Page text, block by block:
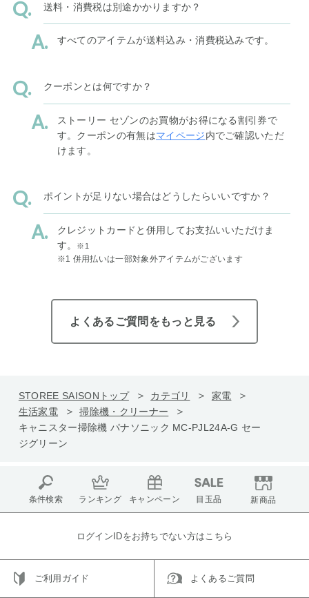
送料・消費税は別途かかりますか？
すべてのアイテムが送料込み・消費税込みです。
クーポンとは何ですか？
ストーリー セゾンのお買物がお得になる割引券で
す。クーポンの有無はマイページ内でご確認いただ
けます。
ポイントが足りない場合はどうしたらいいですか？
クレジットカードと併用してお支払いいただけま
す。
※1
※1 併用払いは一部対象外アイテムがございます
よくあるご質問をもっと見る
STOREE SAISONトップ カテゴリ
家電
生活家電
掃除機・クリーナー
キャニスター掃除機 パナソニック MC-PJL24A-G セー
ジグリーン
条件検索 ランキング キャンペーン 目玉品 新商品
ログインIDをお持ちでない方はこちら
ご利用ガイド よくあるご質問